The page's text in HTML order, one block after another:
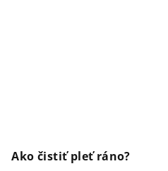
Ako čistiť pleť ráno?